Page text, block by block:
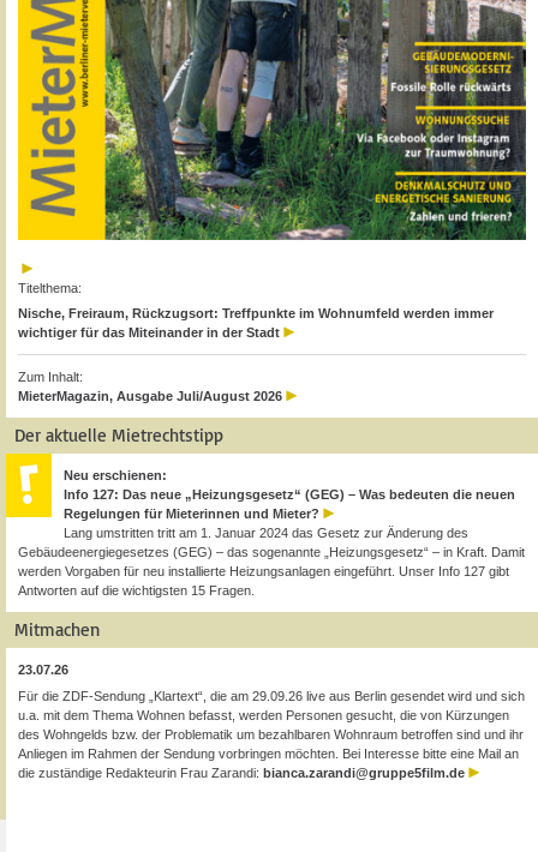
Titelthema:
Nische, Freiraum, Rückzugsort: Treffpunkte im Wohnumfeld werden immer
wichtiger für das Miteinander in der Stadt
Zum Inhalt:
MieterMagazin, Ausgabe Juli/August 2026
Der aktuelle Mietrechtstipp
Neu erschienen:
Info 127: Das neue „Heizungsgesetz“ (GEG) – Was bedeuten die neuen
Regelungen für Mieterinnen und Mieter?
Lang umstritten tritt am 1. Januar 2024 das Gesetz zur Änderung des
Gebäudeenergiegesetzes (GEG) – das sogenannte „Heizungsgesetz“ – in Kraft. Damit
werden Vorgaben für neu installierte Heizungsanlagen eingeführt. Unser Info 127 gibt
Antworten auf die wichtigsten 15 Fragen.
Mitmachen
23.07.26
Für die ZDF-Sendung „Klartext“, die am 29.09.26 live aus Berlin gesendet wird und sich
u.a. mit dem Thema Wohnen befasst, werden Personen gesucht, die von Kürzungen
des Wohngelds bzw. der Problematik um bezahlbaren Wohnraum betroffen sind und ihr
Anliegen im Rahmen der Sendung vorbringen möchten. Bei Interesse bitte eine Mail an
die zuständige Redakteurin Frau Zarandi: bianca.zarandi@gruppe5film.de